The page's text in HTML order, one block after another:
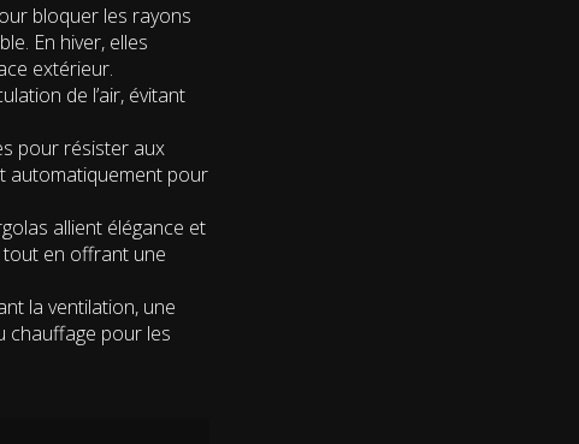
bloquer les rayons
En hiver, elles
extérieur.
de l’air, évitant
pour résister aux
automatiquement pour
allient élégance et
tout en offrant une
la ventilation, une
chauffage pour les